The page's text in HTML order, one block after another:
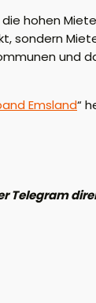
hohen
sondern
und
Emsland“
Telegram